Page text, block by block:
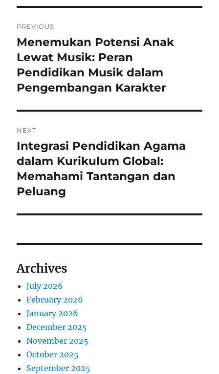
navigation
PREVIOUS
Previous
post:
Menemukan Potensi Anak
Lewat Musik: Peran
Pendidikan Musik dalam
Pengembangan Karakter
NEXT
Next
post:
Integrasi Pendidikan Agama
dalam Kurikulum Global:
Memahami Tantangan dan
Peluang
Archives
July 2026
February 2026
January 2026
December 2025
November 2025
October 2025
September 2025